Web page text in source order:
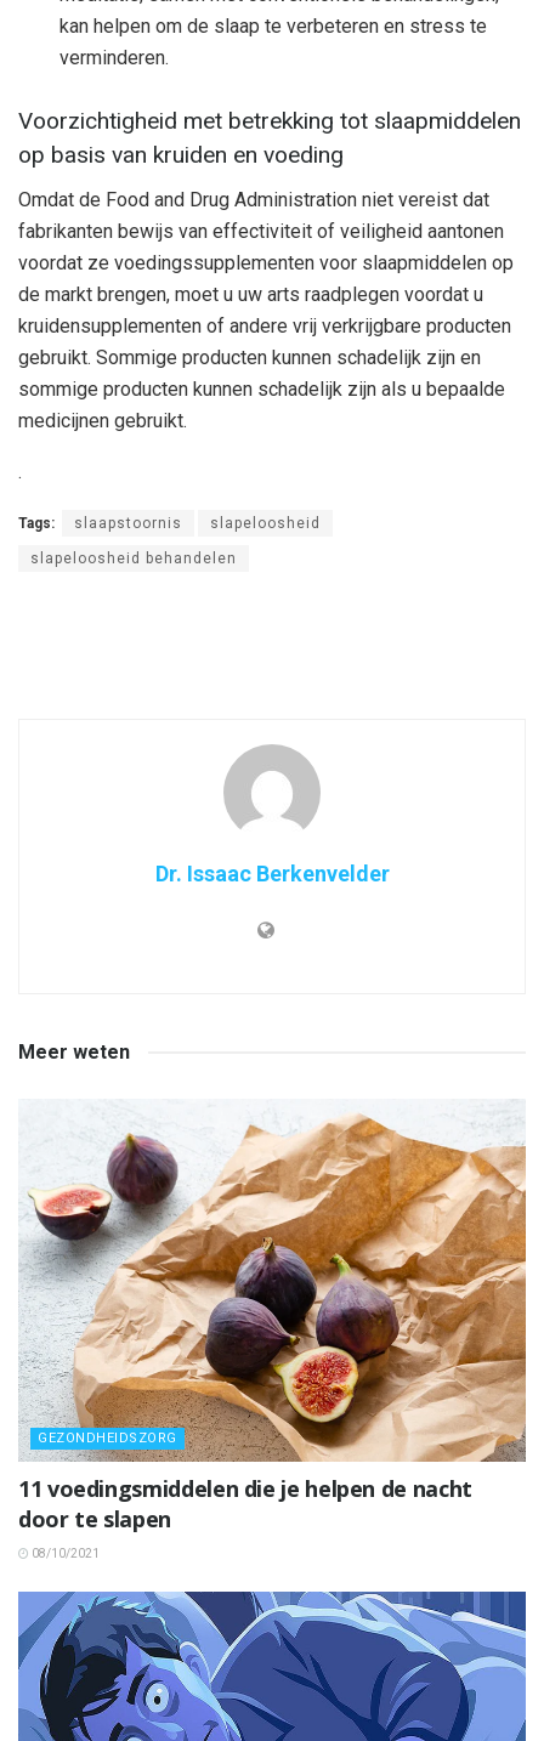
kan helpen om de slaap te verbeteren en stress te
verminderen.
Voorzichtigheid met betrekking tot slaapmiddelen
op basis van kruiden en voeding
Omdat de Food and Drug Administration niet vereist dat
fabrikanten bewijs van effectiviteit of veiligheid aantonen
voordat ze voedingssupplementen voor slaapmiddelen op
de markt brengen, moet u uw arts raadplegen voordat u
kruidensupplementen of andere vrij verkrijgbare producten
gebruikt. Sommige producten kunnen schadelijk zijn en
sommige producten kunnen schadelijk zijn als u bepaalde
medicijnen gebruikt.
.
Tags: slaapstoornis slapeloosheid
slapeloosheid behandelen
Dr. Issaac Berkenvelder
Meer weten
GEZONDHEIDSZORG
11 voedingsmiddelen die je helpen de nacht
door te slapen
08/10/2021